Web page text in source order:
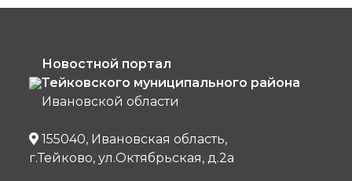
Новостной портал
Тейковского муниципального района
Ивановской области
155040, Ивановская область,
г.Тейково, ул.Октябрьская, д.2а